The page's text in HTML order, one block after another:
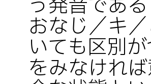
う発音であ
おなじ／キ
いても区別
をみなけれ